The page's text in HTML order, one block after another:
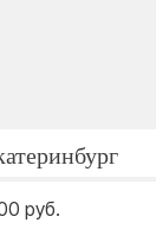
руб.